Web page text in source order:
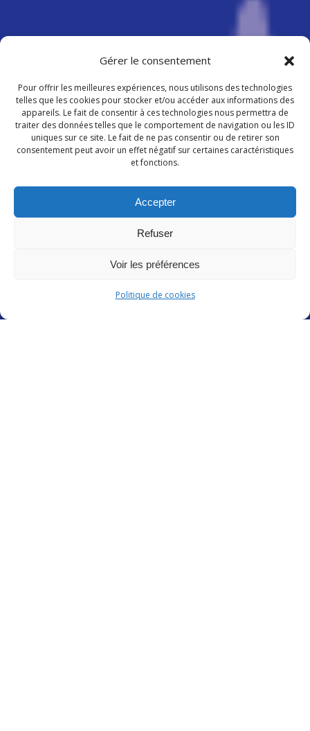
Gérer le consentement
Pour offrir les meilleures expériences, nous utilisons des technologies
telles que les cookies pour stocker et/ou accéder aux informations des
appareils. Le fait de consentir à ces technologies nous permettra de
traiter des données telles que le comportement de navigation ou les ID
uniques sur ce site. Le fait de ne pas consentir ou de retirer son
consentement peut avoir un effet négatif sur certaines caractéristiques
et fonctions.
Accepter
Refuser
Voir les préférences
Politique de cookies